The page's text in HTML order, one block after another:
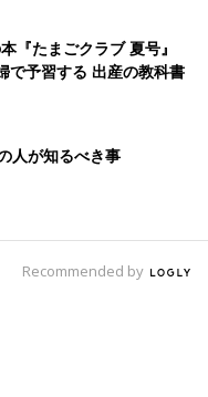
『たまごクラブ 夏号』
で予習する 出産の教科書
人が知るべき事
Recommended by